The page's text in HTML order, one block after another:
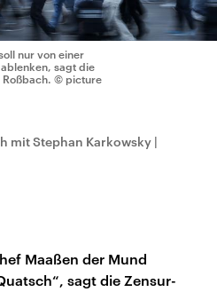
nur von einer
sagt die
© picture
mit Stephan Karkowsky |
Maaßen der Mund
sagt die Zensur-